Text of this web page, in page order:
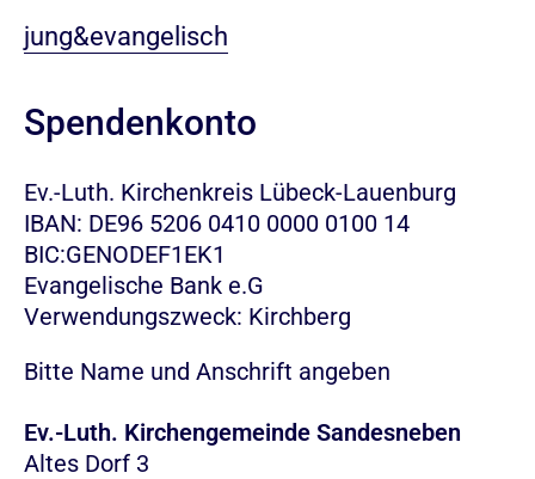
jung&evangelisch
Spendenkonto
Ev.-Luth. Kirchenkreis Lübeck-Lauenburg
IBAN: DE96 5206 0410 0000 0100 14
BIC:GENODEF1EK1
Evangelische Bank e.G
Verwendungszweck: Kirchberg
Bitte Name und Anschrift angeben
Ev.-Luth. Kirchengemeinde Sandesneben
Altes Dorf 3